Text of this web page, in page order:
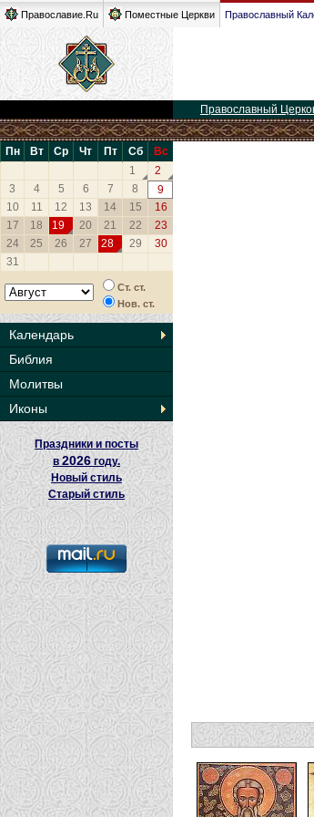
Православие.Ru Поместные Церкви Православный
Православный
Пн Вт Ср Чт Пт Сб
Вс
1
2
3
4 5 6 7 8
9
10
11 12 13 14 15
16
17
18 19 20 21 22
23
24
25 26 27 28 29
30
31
Ст. ст.
Нов. ст.
Календарь
Библия
Молитвы
Иконы
Праздники и посты
в2026 году.
Новый стиль
Старый стиль